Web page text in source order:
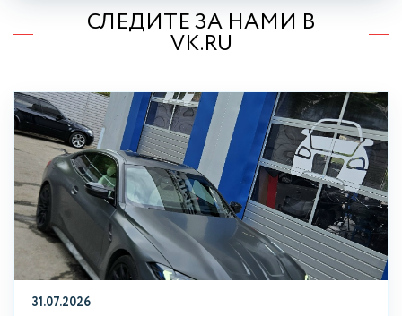
СЛЕДИТЕ ЗА НАМИ В
VK.RU
31.07.2026